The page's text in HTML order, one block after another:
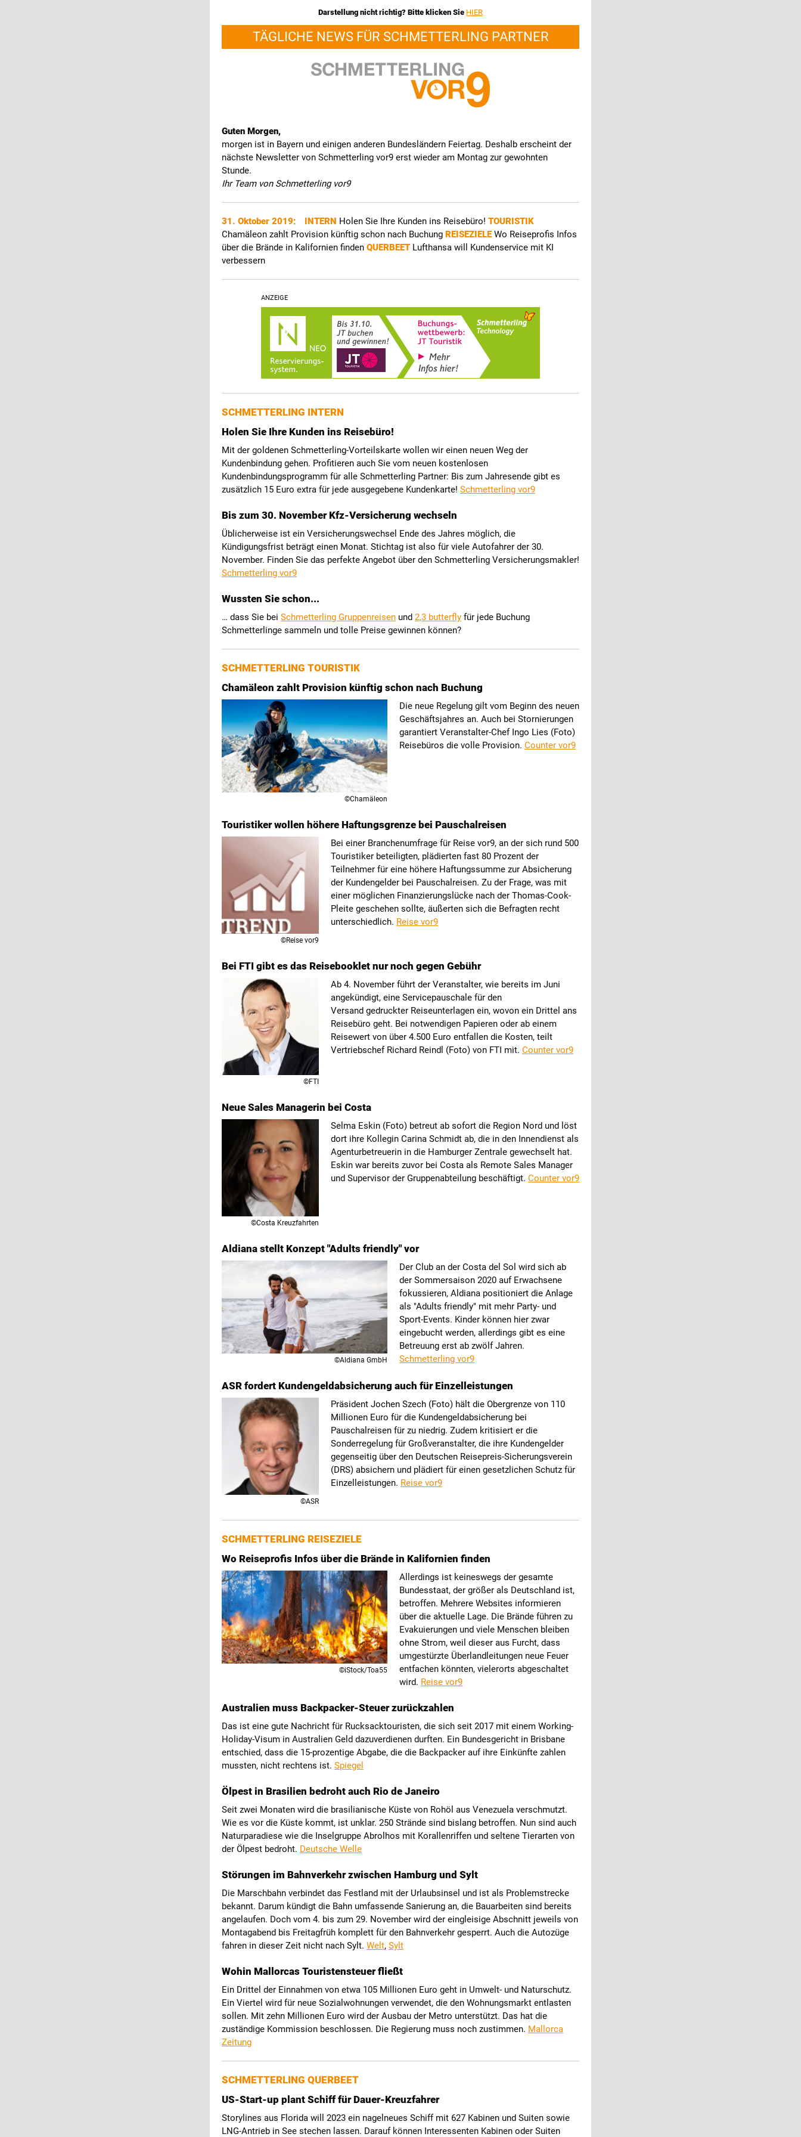
Darstellung nicht richtig? Bitte klicken Sie HIER
TÄGLICHE NEWS FÜR SCHMETTERLING PARTNER
Guten Morgen,
morgen ist in Bayern und einigen anderen Bundesländern Feiertag. Deshalb erscheint der
nächste Newsletter von Schmetterling vor9 erst wieder am Montag zur gewohnten
Stunde.
Ihr Team von Schmetterling vor9
31. Oktober 2019: INTERN Holen Sie Ihre Kunden ins Reisebüro! TOURISTIK
Chamäleon zahlt Provision künftig schon nach Buchung REISEZIELEWo Reiseprofis Infos
über die Brände in Kalifornien finden QUERBEET Lufthansa will Kundenservice mit KI
verbessern
ANZEIGE
SCHMETTERLING INTERN
Holen Sie Ihre Kunden ins Reisebüro!
Mit der goldenen Schmetterling-Vorteilskarte wollen wir einen neuen Weg der
Kundenbindung gehen. Profitieren auch Sie vom neuen kostenlosen
Kundenbindungsprogramm für alle Schmetterling Partner: Bis zum Jahresende gibt es
zusätzlich 15 Euro extra für jede ausgegebene Kundenkarte! Schmetterling vor9
Bis zum 30. November Kfz-Versicherung wechseln
Üblicherweise ist ein Versicherungswechsel Ende des Jahres möglich, die
Kündigungsfrist beträgt einen Monat. Stichtag ist also für viele Autofahrer der 30.
November. Finden Sie das perfekte Angebot über den Schmetterling Versicherungsmakler!
Schmetterling vor9
Wussten Sie schon...
… dass Sie bei Schmetterling Gruppenreisen und 2,3 butterfly für jede Buchung
Schmetterlinge sammeln und tolle Preise gewinnen können?
SCHMETTERLING TOURISTIK
Chamäleon zahlt Provision künftig schon nach Buchung
©Chamäleon
Die neue Regelung gilt vom Beginn des neuen
Geschäftsjahres an. Auch bei Stornierungen
garantiert Veranstalter-Chef Ingo Lies (Foto)
Reisebüros die volle Provision. Counter vor9
Touristiker wollen höhere Haftungsgrenze bei Pauschalreisen
©Reise vor9
Bei einer Branchenumfrage für Reise vor9, an der sich rund 500
Touristiker beteiligten, plädierten fast 80 Prozent der
Teilnehmer für eine höhere Haftungssumme zur Absicherung
der Kundengelder bei Pauschalreisen. Zu der Frage, was mit
einer möglichen Finanzierungslücke nach der Thomas-Cook-
Pleite geschehen sollte, äußerten sich die Befragten recht
unterschiedlich. Reise vor9
Bei FTI gibt es das Reisebooklet nur noch gegen Gebühr
©FTI
Ab 4. November führt der Veranstalter, wie bereits im Juni
angekündigt, eine Servicepauschale für den
Versand gedruckter Reiseunterlagen ein, wovon ein Drittel ans
Reisebüro geht. Bei notwendigen Papieren oder ab einem
Reisewert von über 4.500 Euro entfallen die Kosten, teilt
Vertriebschef Richard Reindl (Foto) von FTI mit. Counter vor9
Neue Sales Managerin bei Costa
©Costa Kreuzfahrten
Selma Eskin (Foto) betreut ab sofort die Region Nord und löst
dort ihre Kollegin Carina Schmidt ab, die in den Innendienst als
Agenturbetreuerin in die Hamburger Zentrale gewechselt hat.
Eskin war bereits zuvor bei Costa als Remote Sales Manager
und Supervisor der Gruppenabteilung beschäftigt. Counter vor9
Aldiana stellt Konzept "Adults friendly" vor
©Aldiana GmbH
Der Club an der Costa del Sol wird sich ab
der Sommersaison 2020 auf Erwachsene
fokussieren, Aldiana positioniert die Anlage
als "Adults friendly" mit mehr Party- und
Sport-Events. Kinder können hier zwar
eingebucht werden, allerdings gibt es eine
Betreuung erst ab zwölf Jahren.
Schmetterling vor9
ASR fordert Kundengeldabsicherung auch für Einzelleistungen
©ASR
Präsident Jochen Szech (Foto) hält die Obergrenze von 110
Millionen Euro für die Kundengeldabsicherung bei
Pauschalreisen für zu niedrig. Zudem kritisiert er die
Sonderregelung für Großveranstalter, die ihre Kundengelder
gegenseitig über den Deutschen Reisepreis-Sicherungsverein
(DRS) absichern und plädiert für einen gesetzlichen Schutz für
Einzelleistungen. Reise vor9
SCHMETTERLING REISEZIELE
Wo Reiseprofis Infos über die Brände in Kalifornien finden
©iStock/Toa55
Allerdings ist keineswegs der gesamte
Bundesstaat, der größer als Deutschland ist,
betroffen. Mehrere Websites informieren
über die aktuelle Lage. Die Brände führen zu
Evakuierungen und viele Menschen bleiben
ohne Strom, weil dieser aus Furcht, dass
umgestürzte Überlandleitungen neue Feuer
entfachen könnten, vielerorts abgeschaltet
wird. Reise vor9
Australien muss Backpacker-Steuer zurückzahlen
Das ist eine gute Nachricht für Rucksacktouristen, die sich seit 2017 mit einem Working-
Holiday-Visum in Australien Geld dazuverdienen durften. Ein Bundesgericht in Brisbane
entschied, dass die 15-prozentige Abgabe, die die Backpacker auf ihre Einkünfte zahlen
mussten, nicht rechtens ist. Spiegel
Ölpest in Brasilien bedroht auch Rio de Janeiro
Seit zwei Monaten wird die brasilianische Küste von Rohöl aus Venezuela verschmutzt.
Wie es vor die Küste kommt, ist unklar. 250 Strände sind bislang betroffen. Nun sind auch
Naturparadiese wie die Inselgruppe Abrolhos mit Korallenriffen und seltene Tierarten von
der Ölpest bedroht. Deutsche Welle
Störungen im Bahnverkehr zwischen Hamburg und Sylt
Die Marschbahn verbindet das Festland mit der Urlaubsinsel und ist als Problemstrecke
bekannt. Darum kündigt die Bahn umfassende Sanierung an, die Bauarbeiten sind bereits
angelaufen. Doch vom 4. bis zum 29. November wird der eingleisige Abschnitt jeweils von
Montagabend bis Freitagfrüh komplett für den Bahnverkehr gesperrt. Auch die Autozüge
fahren in dieser Zeit nicht nach Sylt. Welt, Sylt
Wohin Mallorcas Touristensteuer fließt
Ein Drittel der Einnahmen von etwa 105 Millionen Euro geht in Umwelt- und Naturschutz.
Ein Viertel wird für neue Sozialwohnungen verwendet, die den Wohnungsmarkt entlasten
sollen. Mit zehn Millionen Euro wird der Ausbau der Metro unterstützt. Das hat die
zuständige Kommission beschlossen. Die Regierung muss noch zustimmen. Mallorca
Zeitung
SCHMETTERLING QUERBEET
US-Start-up plant Schiff für Dauer-Kreuzfahrer
Storylines aus Florida will 2023 ein nagelneues Schiff mit 627 Kabinen und Suiten sowie
LNG-Antrieb in See stechen lassen. Darauf können Interessenten Kabinen oder Suiten